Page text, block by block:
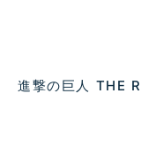
進撃の巨人 THE